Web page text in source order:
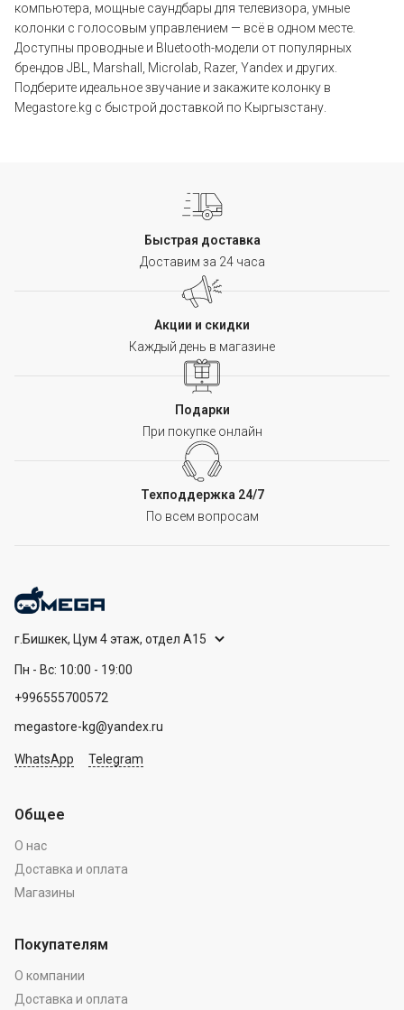
компьютера, мощные саундбары для телевизора, умные
колонки с голосовым управлением — всё в одном месте.
Доступны проводные и Bluetooth-модели от популярных
брендов JBL, Marshall, Microlab, Razer, Yandex и других.
Подберите идеальное звучание и закажите колонку в
Megastore.kg с быстрой доставкой по Кыргызстану.
Быстрая доставка
Доставим за 24 часа
Акции и скидки
Каждый день в магазине
Подарки
При покупке онлайн
Техподдержка 24/7
По всем вопросам
г.Бишкек, Цум 4 этаж, отдел А15
Пн - Вс: 10:00 - 19:00
+996555700572
megastore-kg@yandex.ru
WhatsApp Telegram
Общее
О нас
Доставка и оплата
Магазины
Покупателям
О компании
Доставка и оплата